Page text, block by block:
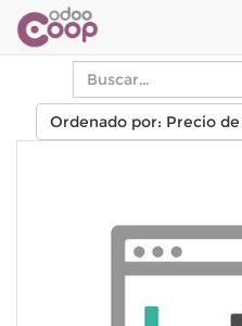
Ordenado por: Precio